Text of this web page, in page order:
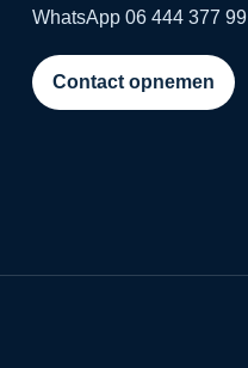
WhatsApp 06 444 377 99
Contact opnemen